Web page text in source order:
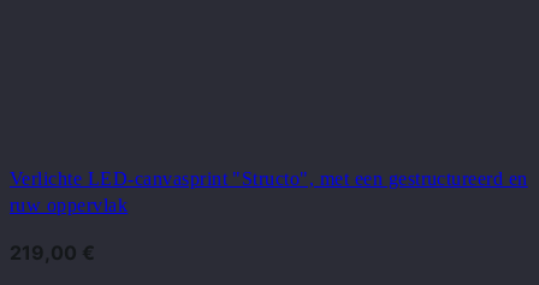
Verlichte LED-canvasprint "Structo", met een gestructureerd en
ruw oppervlak
219,00 €